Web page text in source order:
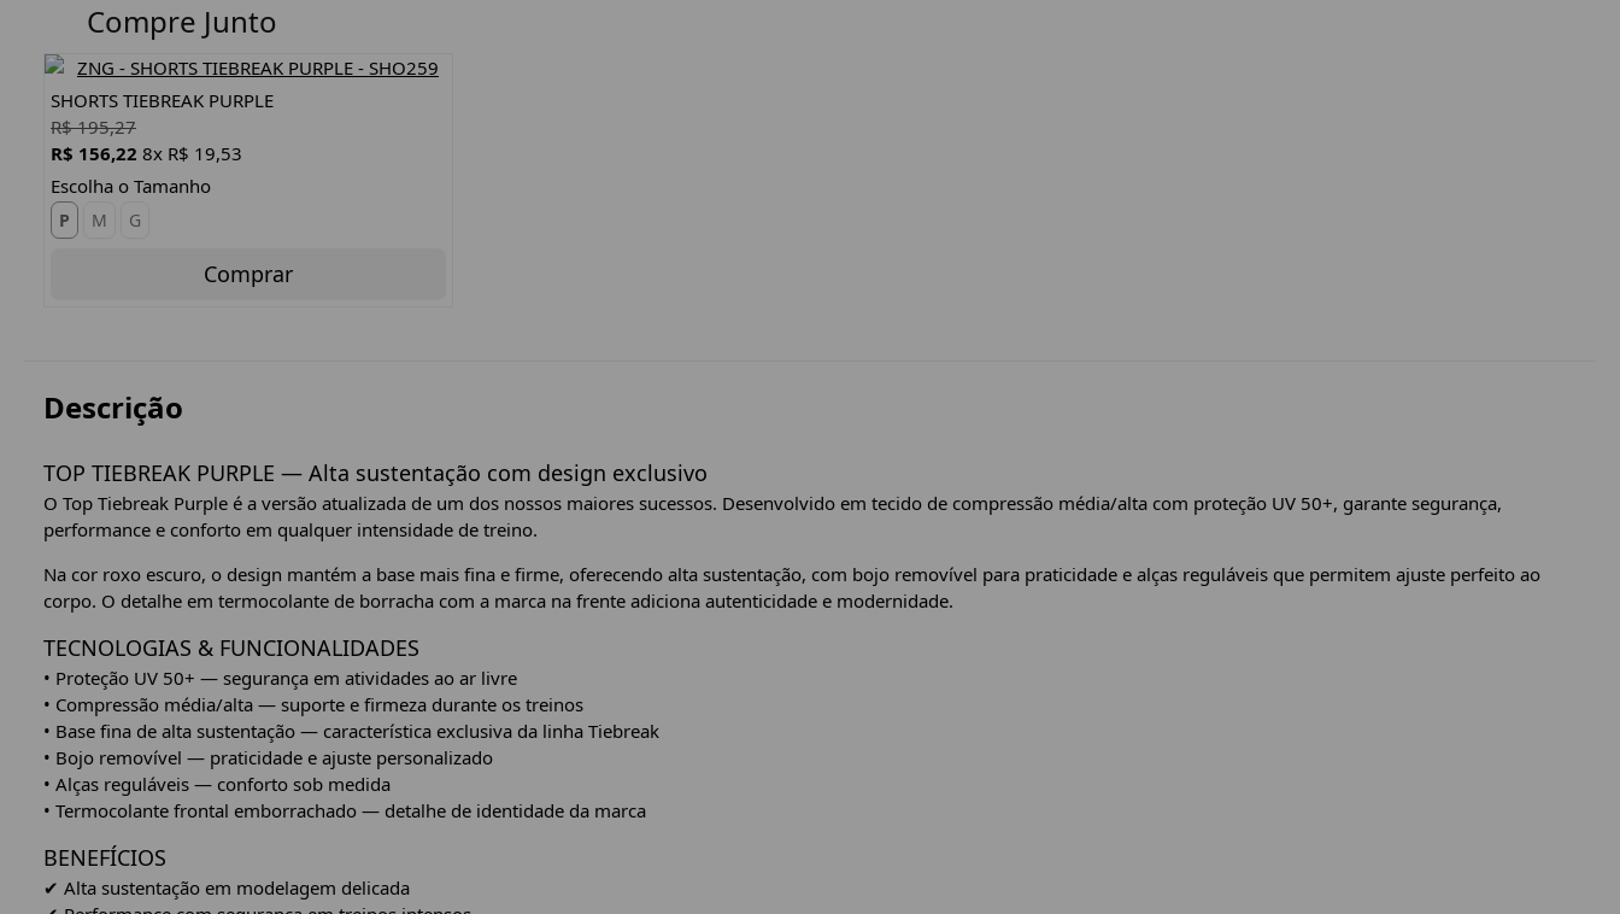
Compre Junto
SHORTS TIEBREAK PURPLE
R$ 195,27
R$ 156,22 8x R$ 19,53
Escolha o Tamanho
P M G
Comprar
Descrição
TOP TIEBREAK PURPLE — Alta sustentação com design exclusivo
O Top Tiebreak Purple é a versão atualizada de um dos nossos maiores sucessos. Desenvolvido em tecido de compressão média/alta com proteção UV 50+, garante segurança,
performance e conforto em qualquer intensidade de treino.
Na cor roxo escuro, o design mantém a base mais fina e firme, oferecendo alta sustentação, com bojo removível para praticidade e alças reguláveis que permitem ajuste perfeito ao
corpo. O detalhe em termocolante de borracha com a marca na frente adiciona autenticidade e modernidade.
TECNOLOGIAS & FUNCIONALIDADES
• Proteção UV 50+ — segurança em atividades ao ar livre
• Compressão média/alta — suporte e firmeza durante os treinos
• Base fina de alta sustentação — característica exclusiva da linha Tiebreak
• Bojo removível — praticidade e ajuste personalizado
• Alças reguláveis — conforto sob medida
• Termocolante frontal emborrachado — detalhe de identidade da marca
BENEFÍCIOS
✔ Alta sustentação em modelagem delicada